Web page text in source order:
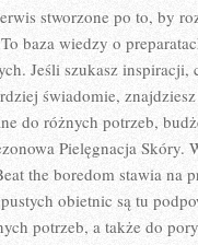
stworzone po to, by
baza wiedzy o
Jeśli szukasz inspiracji,
świadomie,
do różnych potrzeb,
Pielęgnacja Skóry.
the boredom stawia na
obietnic są tu
potrzeb, a także do